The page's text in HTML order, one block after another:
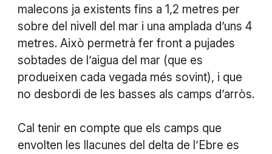
malecons ja existents fins a 1,2 metres per
sobre del nivell del mar i una amplada d’uns 4
metres. Això permetrà fer front a pujades
sobtades de l’aigua del mar (que es
produeixen cada vegada més sovint), i que
no desbordi de les basses als camps d’arròs.
Cal tenir en compte que els camps que
envolten les llacunes del delta de l’Ebre es